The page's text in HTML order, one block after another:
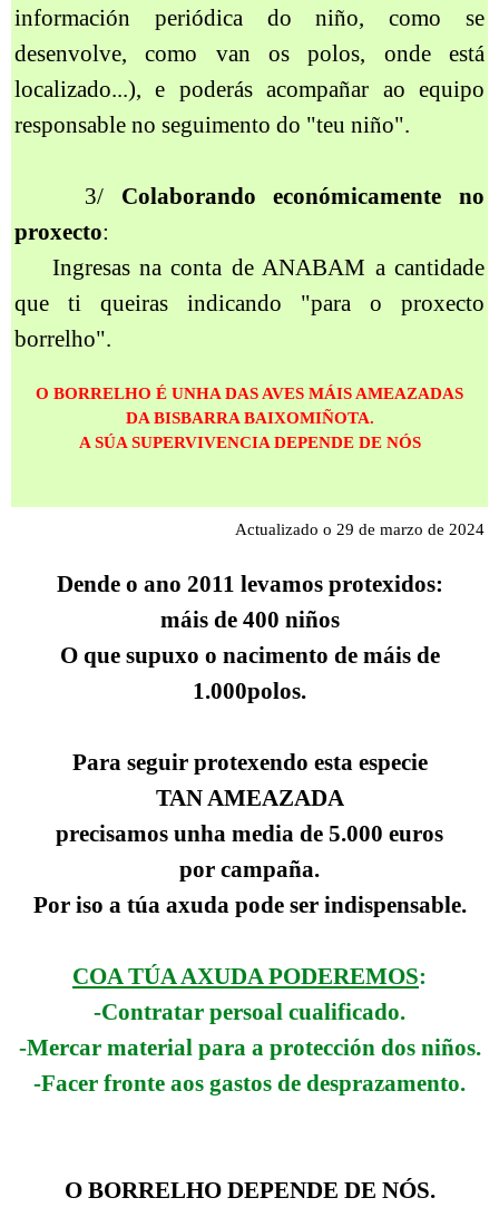
información periódica do niño, como se
desenvolve, como van os polos, onde está
localizado...), e poderás acompañar ao equipo
responsable no seguimento do "teu niño".
3/ Colaborando económicamente no
proxecto:
Ingresas na conta de ANABAM a cantidade
que ti queiras indicando "para o proxecto
borrelho".
O BORRELHO É UNHA DAS AVES MÁIS AMEAZADAS
DA BISBARRA BAIXOMIÑOTA.
A SÚA SUPERVIVENCIA DEPENDE DE NÓS
Actualizado o 29 de marzo de 2024
Dende o ano 2011 levamos protexidos:
máis de 400 niños
O que supuxo o nacimento de máis de
1.000polos.
Para seguir protexendo esta especie
TAN AMEAZADA
precisamos unha media de 5.000 euros
por campaña.
Por iso a túa axuda pode ser indispensable.
COA TÚA AXUDA PODEREMOS:
-Contratar persoal cualificado.
-Mercar material para a protección dos niños.
-Facer fronte aos gastos de desprazamento.
O BORRELHO DEPENDE DE NÓS.